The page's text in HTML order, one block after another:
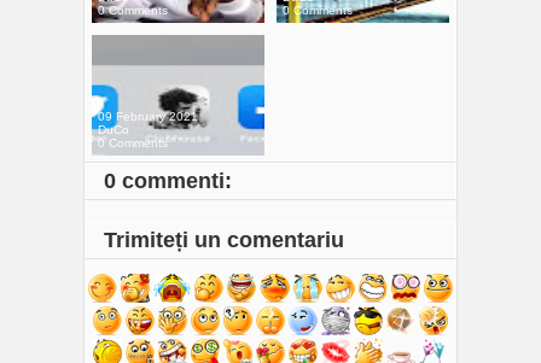
0 Comments
0 Comments
09 February 2021
DuCo
0 Comments
0 commenti:
Trimiteți un comentariu